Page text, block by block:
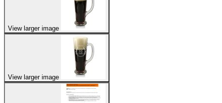
View larger image
View larger image